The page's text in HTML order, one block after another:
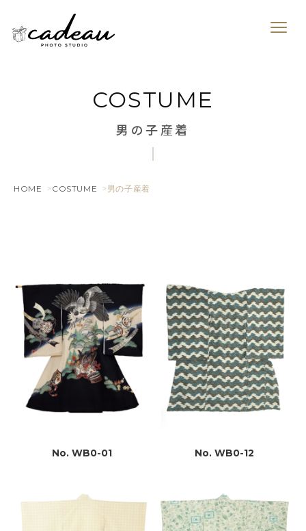
COSTUME
男の子産着
HOME COSTUME 男の子産着
No. WB0-01 No. WB0-12